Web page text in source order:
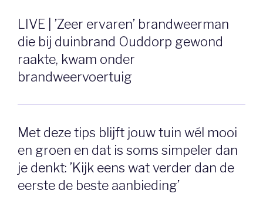
LIVE | ’Zeer ervaren’ brandweerman
die bij duinbrand Ouddorp gewond
raakte, kwam onder
brandweervoertuig
Met deze tips blijft jouw tuin wél mooi
en groen en dat is soms simpeler dan
je denkt: ’Kijk eens wat verder dan de
eerste de beste aanbieding’